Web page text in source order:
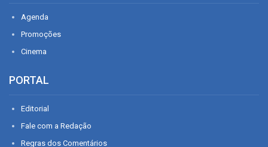
Agenda
Promoções
Cinema
PORTAL
Editorial
Fale com a Redação
Regras dos Comentários